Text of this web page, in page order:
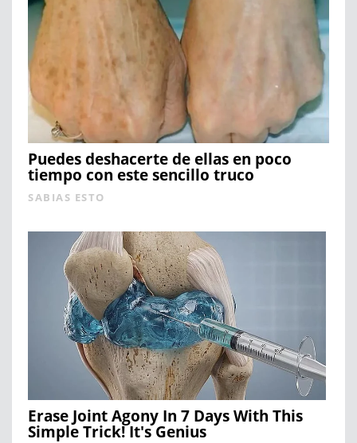
Puedes deshacerte de ellas en poco
tiempo con este sencillo truco
SABIAS ESTO
Erase Joint Agony In 7 Days With This
Simple Trick! It's Genius